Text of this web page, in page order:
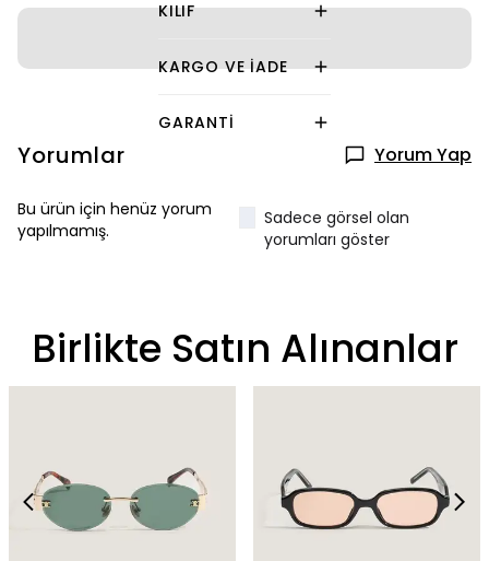
KILIF
KARGO VE İADE
GARANTI
Yorumlar Yorum Yap
Bu ürün için henüz yorum
yapılmamış.
Sadece görsel olan
yorumları göster
Birlikte Satın Alınanlar